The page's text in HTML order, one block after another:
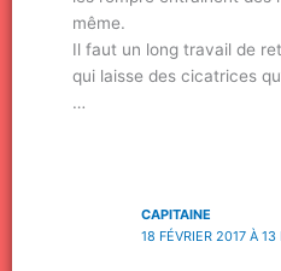
même.
Il faut un long travail de
qui laisse des cicatrices
…
CAPITAINE
18 FÉVRIER 2017 À